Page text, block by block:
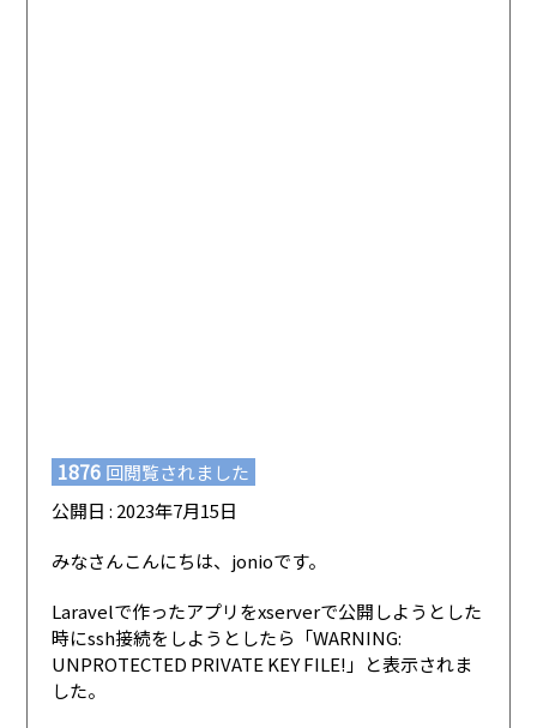
1876 回閲覧されました
公開日 : 2023年7月15日
みなさんこんにちは、jonioです。
Laravelで作ったアプリをxserverで公開しようとした
時にssh接続をしようとしたら「WARNING:
UNPROTECTED PRIVATE KEY FILE!」と表示されま
した。